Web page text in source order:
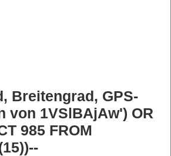
Breitengrad, GPS-
von 1VSlBAjAw') OR
985 FROM